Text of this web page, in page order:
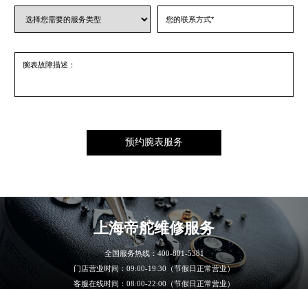
上海帝舵维修服务
全国服务热线：400-801-5381
门店营业时间：09:00-19:30（节假日正常营业）
客服在线时间：08:00-22:00（节假日正常营业）